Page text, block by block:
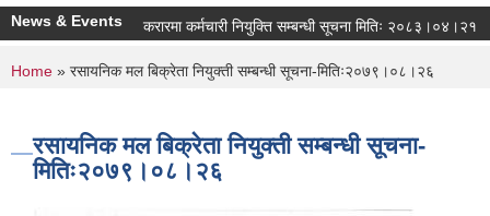
News & Eventsकरारमा कर्मचारी नियुक्ति सम्बन्धी सूचना मितिः २०८३।०४।२१
You are here
Home » रसायनिक मल बिक्रेता नियुक्ती सम्बन्धी सूचना-मितिः२०७९।०८।२६
रसायनिक मल बिक्रेता नियुक्ती सम्बन्धी सूचना-
मितिः२०७९।०८।२६